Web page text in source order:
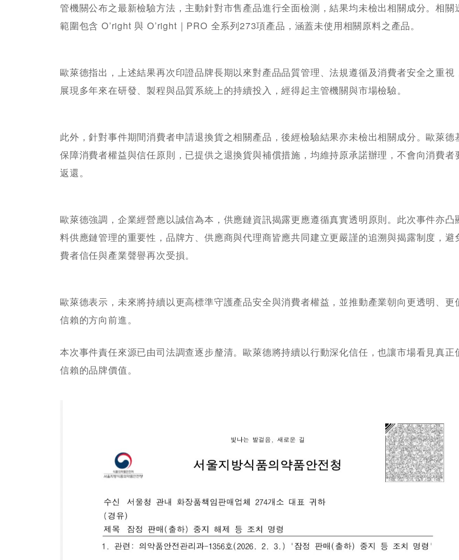
管機關公布之最新檢驗方法，主動針對市售產品進行全面檢測，結果均未檢出相關成分。相關
範圍包含 O’right 與 O’right｜PRO 全系列273項產品，涵蓋未使用相關原料之產品。
歐萊德指出，上述結果再次印證品牌長期以來對產品品質管理、法規遵循及消費者安全之重視
展現多年來在研發、製程與品質系統上的持續投入，經得起主管機關與市場檢驗。
此外，針對事件期間消費者申請退換貨之相關產品，後經檢驗結果亦未檢出相關成分。歐萊德
保障消費者權益與信任原則，已提供之退換貨與補償措施，均維持原承諾辦理，不會向消費者
返還。
歐萊德強調，企業經營應以誠信為本，供應鏈資訊揭露更應遵循真實透明原則。此次事件亦凸
料供應鏈管理的重要性，品牌方、供應商與代理商皆應共同建立更嚴謹的追溯與揭露制度，避
費者信任與產業聲譽再次受損。
歐萊德表示，未來將持續以更高標準守護產品安全與消費者權益，並推動產業朝向更透明、更
信賴的方向前進。
本次事件責任來源已由司法調查逐步釐清。歐萊德將持續以行動深化信任，也讓市場看見真正
信賴的品牌價值。